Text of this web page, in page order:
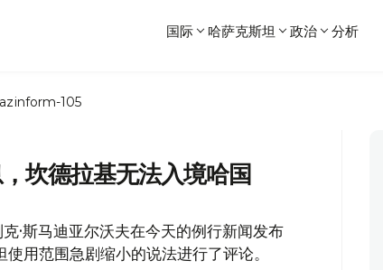
国际 哈萨克斯坦 政治 分析
105
坎德拉基无法入境哈国
·斯马迪亚尔沃夫在今天的例行新闻发布
用范围急剧缩小的说法进行了评论。